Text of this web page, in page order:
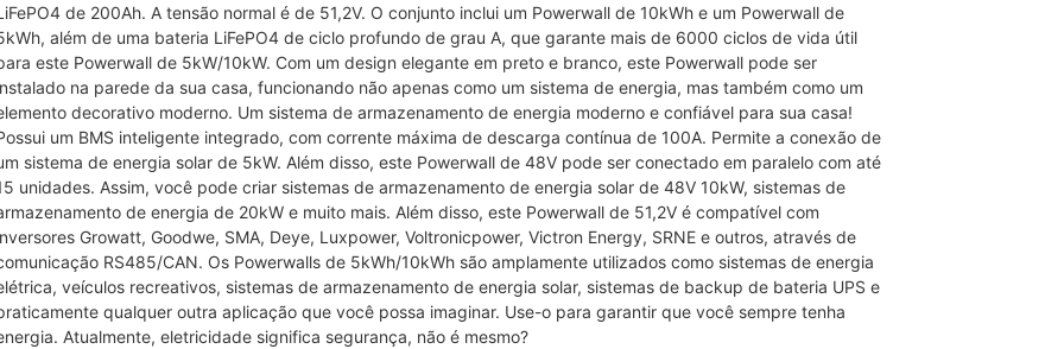
de 200Ah. A tensão normal é de 51,2V. O conjunto inclui um Powerwall de 10kWh e um Powerwall de
além de uma bateria LiFePO4 de ciclo profundo de grau A, que garante mais de 6000 ciclos de vida útil
este Powerwall de 5kW/10kW. Com um design elegante em preto e branco, este Powerwall pode ser
na parede da sua casa, funcionando não apenas como um sistema de energia, mas também como um
decorativo moderno. Um sistema de armazenamento de energia moderno e confiável para sua casa!
um BMS inteligente integrado, com corrente máxima de descarga contínua de 100A. Permite a conexão de
sistema de energia solar de 5kW. Além disso, este Powerwall de 48V pode ser conectado em paralelo com até
unidades. Assim, você pode criar sistemas de armazenamento de energia solar de 48V 10kW, sistemas de
de energia de 20kW e muito mais. Além disso, este Powerwall de 51,2V é compatível com
Growatt, Goodwe, SMA, Deye, Luxpower, Voltronicpower, Victron Energy, SRNE e outros, através de
RS485/CAN. Os Powerwalls de 5kWh/10kWh são amplamente utilizados como sistemas de energia
veículos recreativos, sistemas de armazenamento de energia solar, sistemas de backup de bateria UPS e
qualquer outra aplicação que você possa imaginar. Use-o para garantir que você sempre tenha
Atualmente, eletricidade significa segurança, não é mesmo?